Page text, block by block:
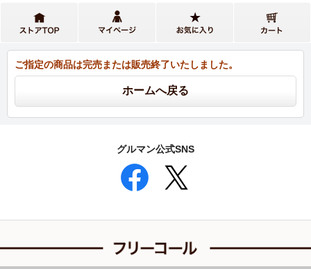
ご指定の商品は完売または販売終了いたしました。
グルマン公式SNS